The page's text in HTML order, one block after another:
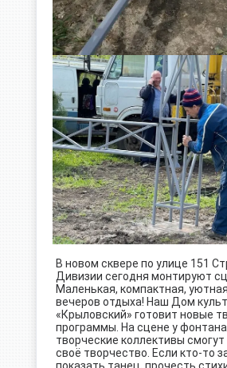
В новом сквере по улице 151
Дивизии сегодня монтируют
Маленькая, компактная,
вечеров отдыха! Наш Дом
«Крыловский» готовит новые
программы. На сцене у фонтана
творческие коллективы смогут
своё творчество. Если кто-то